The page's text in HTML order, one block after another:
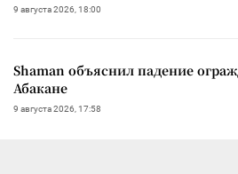
9 августа 2026, 18:00
Shaman объяснил падение
Абакане
9 августа 2026, 17:58